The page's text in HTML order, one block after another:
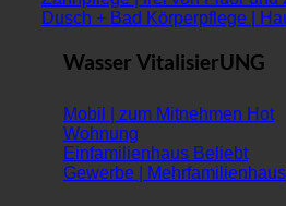
Dusch + Bad Körperpflege |
Wasser VitalisierUNG
Mobil | zum Mitnehmen
Wohnung
Einfamilienhaus
Gewerbe | Mehrfamilienhaus